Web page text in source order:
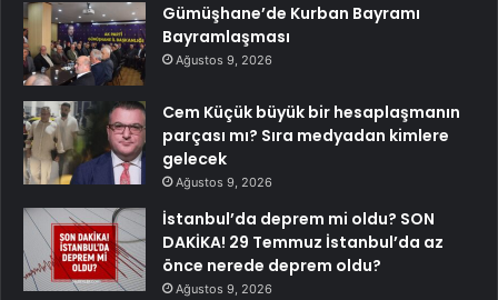
Gümüşhane’de Kurban Bayramı
Bayramlaşması
Ağustos 9, 2026
Cem Küçük büyük bir hesaplaşmanın
parçası mı? Sıra medyadan kimlere
gelecek
Ağustos 9, 2026
İstanbul’da deprem mi oldu? SON
DAKİKA! 29 Temmuz İstanbul’da az
önce nerede deprem oldu?
Ağustos 9, 2026